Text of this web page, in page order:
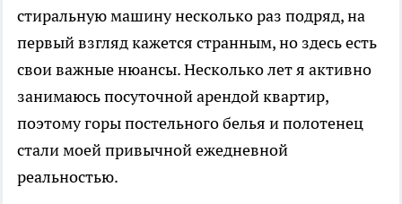
стиральную машину несколько раз подряд, на
первый взгляд кажется странным, но здесь есть
свои важные нюансы. Несколько лет я активно
занимаюсь посуточной арендой квартир,
поэтому горы постельного белья и полотенец
стали моей привычной ежедневной
реальностью.